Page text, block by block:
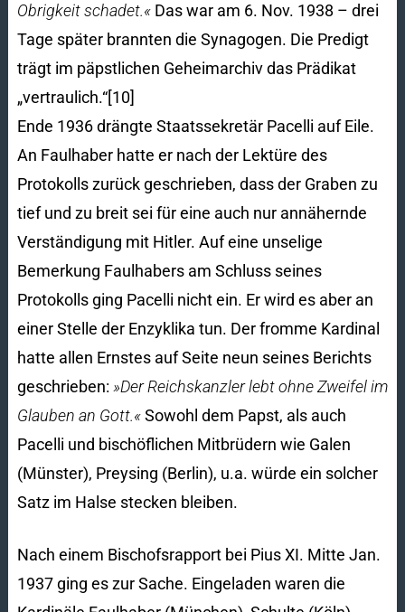
Obrigkeit schadet.«Das war am 6. Nov. 1938 – drei
Tage später brannten die Synagogen. Die Predigt
trägt im päpstlichen Geheimarchiv das Prädikat
„vertraulich.“[10]
Ende 1936 drängte Staatssekretär Pacelli auf Eile.
An Faulhaber hatte er nach der Lektüre des
Protokolls zurück geschrieben, dass der Graben zu
tief und zu breit sei für eine auch nur annähernde
Verständigung mit Hitler. Auf eine unselige
Bemerkung Faulhabers am Schluss seines
Protokolls ging Pacelli nicht ein. Er wird es aber an
einer Stelle der Enzyklika tun. Der fromme Kardinal
hatte allen Ernstes auf Seite neun seines Berichts
geschrieben: »Der Reichskanzler lebt ohne Zweifel im
Glauben an Gott.«Sowohl dem Papst, als auch
Pacelli und bischöflichen Mitbrüdern wie Galen
(Münster), Preysing (Berlin), u.a. würde ein solcher
Satz im Halse stecken bleiben.
Nach einem Bischofsrapport bei Pius XI. Mitte Jan.
1937 ging es zur Sache. Eingeladen waren die